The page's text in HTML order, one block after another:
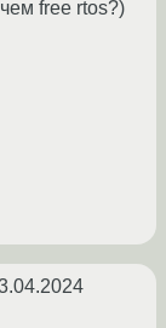
free rtos?)